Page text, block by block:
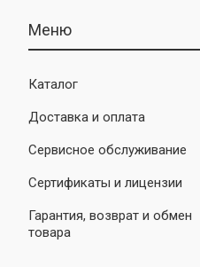
Каталог
Доставка и оплата
Сервисное обслуживание
Сертификаты и лицензии
Гарантия, возврат и обмен
товара